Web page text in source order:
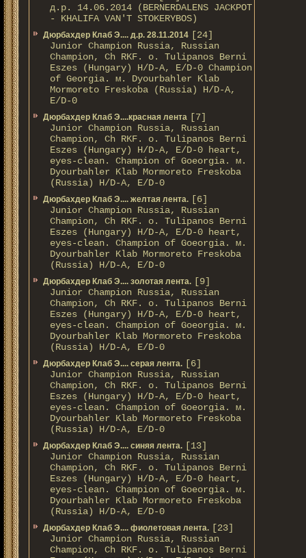
д.р. 14.06.2014 (BERNERDALENS JACKPOT
- KHALIFA VAN'T STOKERYBOS)
Дюрбахдер Клаб Э.... д.р. 28.11.2014 [24]
Junior Champion Russia, Russian
Champion, Ch RKF. о. Tulipanos Berni
Eszes (Hungary) H/D-A, E/D-0 Champion
of Georgia. м. Dyourbahler Klab
Mormoreto Freskoba (Russia) H/D-A,
E/D-0
Дюрбахдер Клаб Э....красная лента [7]
Junior Champion Russia, Russian
Champion, Ch RKF. о. Tulipanos Berni
Eszes (Hungary) H/D-A, E/D-0 heart,
eyes-clean. Champion of Gоeorgia. м.
Dyourbahler Klab Mormoreto Freskoba
(Russia) H/D-А, E/D-0
Дюрбахдер Клаб Э.... желтая лента. [6]
Junior Champion Russia, Russian
Champion, Ch RKF. о. Tulipanos Berni
Eszes (Hungary) H/D-A, E/D-0 heart,
eyes-clean. Champion of Gоeorgia. м.
Dyourbahler Klab Mormoreto Freskoba
(Russia) H/D-А, E/D-0
Дюрбахдер Клаб Э.... золотая лента. [9]
Junior Champion Russia, Russian
Champion, Ch RKF. о. Tulipanos Berni
Eszes (Hungary) H/D-A, E/D-0 heart,
eyes-clean. Champion of Gоeorgia. м.
Dyourbahler Klab Mormoreto Freskoba
(Russia) H/D-А, E/D-0
Дюрбахдер Клаб Э.... серая лента. [6]
Junior Champion Russia, Russian
Champion, Ch RKF. о. Tulipanos Berni
Eszes (Hungary) H/D-A, E/D-0 heart,
eyes-clean. Champion of Gоeorgia. м.
Dyourbahler Klab Mormoreto Freskoba
(Russia) H/D-А, E/D-0
Дюрбахдер Клаб Э.... синяя лента. [13]
Junior Champion Russia, Russian
Champion, Ch RKF. о. Tulipanos Berni
Eszes (Hungary) H/D-A, E/D-0 heart,
eyes-clean. Champion of Gоeorgia. м.
Dyourbahler Klab Mormoreto Freskoba
(Russia) H/D-А, E/D-0
Дюрбахдер Клаб Э.... фиолетовая лента. [23]
Junior Champion Russia, Russian
Champion, Ch RKF. о. Tulipanos Berni